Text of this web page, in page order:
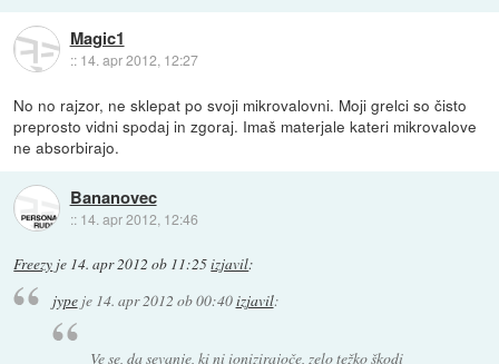
Magic1
:: 14. apr 2012, 12:27
No no rajzor, ne sklepat po svoji mikrovalovni. Moji grelci so čisto
preprosto vidni spodaj in zgoraj. Imaš materjale kateri mikrovalove
ne absorbirajo.
Bananovec
:: 14. apr 2012, 12:46
Freezy je 14. apr 2012 ob 11:25izjavil:
jypeje 14. apr 2012 ob 00:40izjavil:
Ve se, da sevanje, ki ni ionizirajoče, zelo težko škodi